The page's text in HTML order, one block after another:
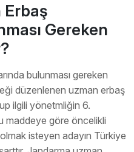
Erbaş
Gereken
bulunması gereken
düzenlenen uzman erbaş
ilgili yönetmliğin 6.
maddeye göre öncelikli
isteyen adayın Türkiye